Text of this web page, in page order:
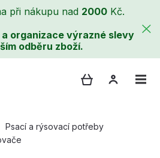
při nákupu nad 2000 Kč.
a organizace výrazné slevy
odběru zboží.
Psací a rýsovací potřeby